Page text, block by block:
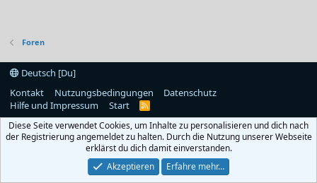
Foren
Deutsch [Du]
Kontakt
Nutzungsbedingungen
Datenschutz
Hilfe und Impressum
Start
R
S
Diese Seite verwendet Cookies, um Inhalte zu personalisieren und dich nach
der Registrierung angemeldet zu halten. Durch die Nutzung unserer Webseite
erklärst du dich damit einverstanden.
Akzeptieren
Erfahre mehr…